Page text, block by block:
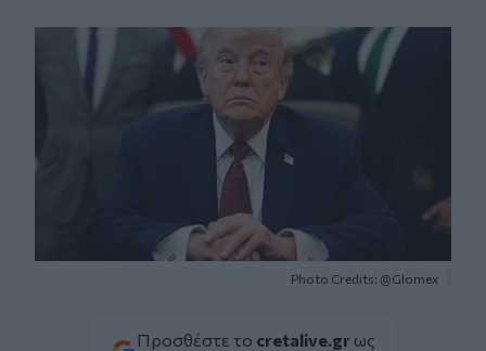
Photo Credits: @Glomex
Προσθέστε το cretalive.gr ως